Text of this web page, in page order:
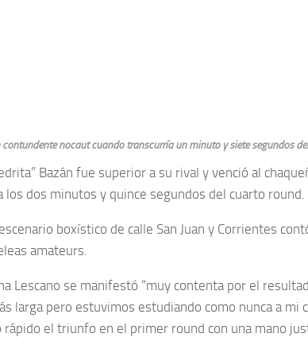
nocaut cuando transcurría un minuto y siete segundos
Bazán fue superior a su rival y venció al
los dos minutos y quince segundos del cuarto round.
boxístico de calle San Juan y Corrientes
amateurs.
Lescano se manifestó “muy contenta por el
larga pero estuvimos estudiando como nunca a mi
el triunfo en el primer round con una mano